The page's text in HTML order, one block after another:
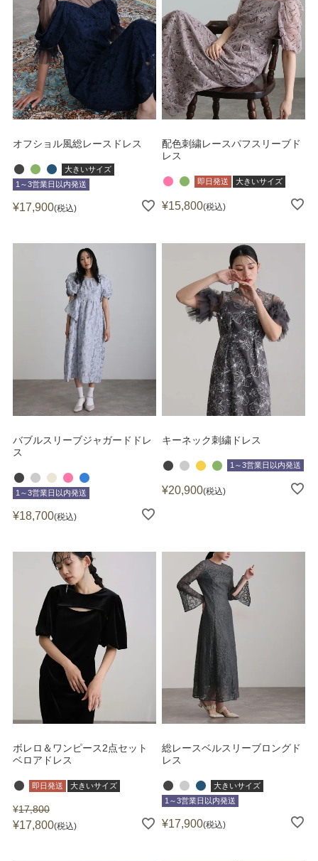
オフショル風総レースドレス
大きいサイズ
1～3営業日以内発送
¥17,900 税込
配色刺繍レースパフスリーブド
レス
即日発送 大きいサイズ
¥15,800 税込
バブルスリーブジャガードドレ
ス
1～3営業日以内発送
¥18,700 税込
キーネック刺繍ドレス
1～3営業日以内発送
¥20,900 税込
ボレロ＆ワンピース2点セット
ベロアドレス
即日発送 大きいサイズ
¥17,800
¥17,800 税込
総レースベルスリーブロングド
レス
大きいサイズ
1～3営業日以内発送
¥17,900 税込